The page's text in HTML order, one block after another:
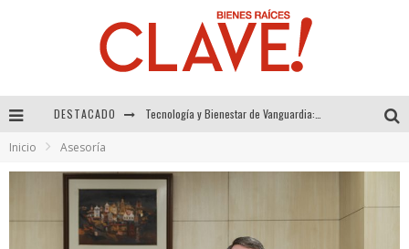
DESTACADO Sector Inmobiliario – recuperación a paso firme
Tecnología y Bienestar de Vanguardia: El Inodoro Inteligente Neotech de FV.
Inicio Asesoría